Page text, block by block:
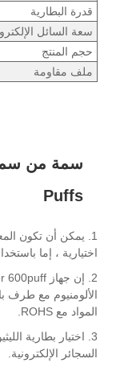
قدرة البطارية
سعة السائل
حجم المنتج
ملف مقاومة
Puffs
1. يمكن أن تكون
اختيارية ، إما
المواد مع ROHS.
3. اختيار بطارية
السجائر الإلكترونية.